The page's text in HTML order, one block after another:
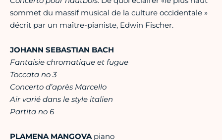
sommet du massif musical de la culture occidentale »
décrit par un maître-pianiste, Edwin Fischer.
JOHANN SEBASTIAN BACH
Fantaisie chromatique et fugue
Toccata no 3
Concerto d’après Marcello
Air varié dans le style italien
Partita no 6
PLAMENA MANGOVA piano